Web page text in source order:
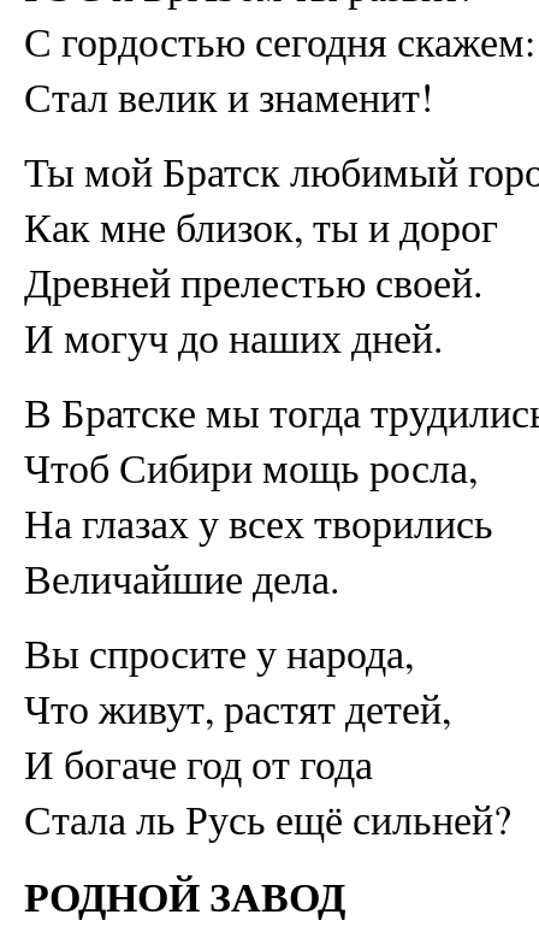
С гордостью сегодня скажем:
Стал велик и знаменит!
Ты мой Братск любимый
Как мне близок, ты и дорог
Древней прелестью своей.
И могуч до наших дней.
В Братске мы тогда
Чтоб Сибири мощь росла,
На глазах у всех творились
Величайшие дела.
Вы спросите у народа,
Что живут, растят детей,
И богаче год от года
Стала ль Русь ещё сильней?
РОДНОЙ ЗАВОД